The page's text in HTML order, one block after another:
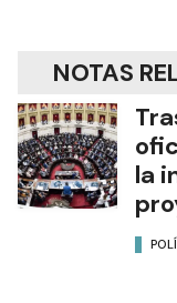
NOTAS
la